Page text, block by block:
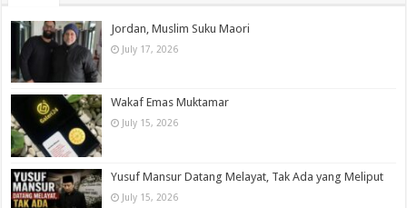
Jordan, Muslim Suku Maori
July 17, 2026
Wakaf Emas Muktamar
July 15, 2026
Yusuf Mansur Datang Melayat, Tak Ada yang Meliput
July 15, 2026